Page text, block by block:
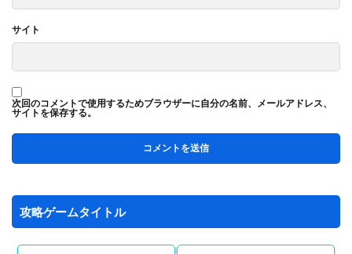
サイト
次回のコメントで使用するためブラウザーに自分の名前、メールアドレス、
サイトを保存する。
攻略ゲームタイトル